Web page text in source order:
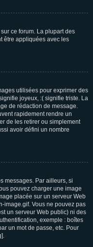
ce forum. La plupart des
être appliquées avec les
utilisées pour exprimer des
joyeux, :( signifie triste. La
de rédaction de message.
rapidement rendre un
de les retirer ou simplement
avoir défini un nombre
messages. Par ailleurs, si
pouvez charger une image
placée sur un serveur Web
image.gif. Vous ne pouvez pas
un serveur Web public) ni des
exemple : boîtes
un mot de passe, etc. Pour